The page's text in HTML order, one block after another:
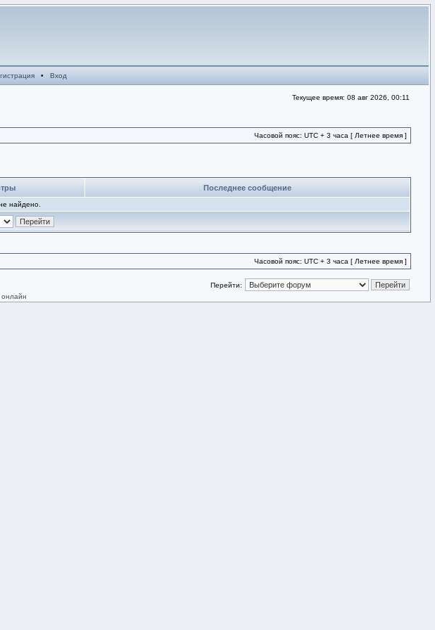
• Вход
Текущее время: 08 авг 2026, 00:11
Часовой пояс: UTC + 3 часа [ Летнее время ]
Последнее сообщение
найдено.
Часовой пояс: UTC + 3 часа [ Летнее время ]
Перейти:
онлайн